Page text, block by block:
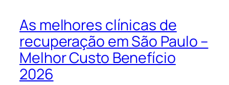
As melhores clínicas de
recuperação em São Paulo –
Melhor Custo Benefício
2026